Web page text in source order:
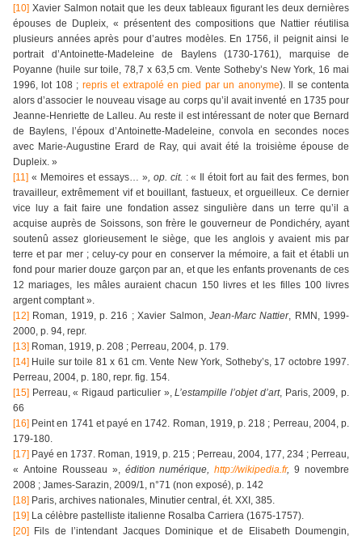
[10] Xavier Salmon notait que les deux tableaux figurant les deux dernières
épouses de Dupleix, « présentent des compositions que Nattier réutilisa
plusieurs années après pour d’autres modèles. En 1756, il peignit ainsi le
portrait d’Antoinette-Madeleine de Baylens (1730-1761), marquise de
Poyanne (huile sur toile, 78,7 x 63,5 cm. Vente Sotheby’s New York, 16 mai
1996, lot 108 ; repris et extrapolé en pied par un anonyme). Il se contenta
alors d’associer le nouveau visage au corps qu’il avait inventé en 1735 pour
Jeanne-Henriette de Lalleu. Au reste il est intéressant de noter que Bernard
de Baylens, l’époux d’Antoinette-Madeleine, convola en secondes noces
avec Marie-Augustine Erard de Ray, qui avait été la troisième épouse de
Dupleix. »
[11] « Memoires et essays… », op. cit. : « Il étoit fort au fait des fermes, bon
travailleur, extrêmement vif et bouillant, fastueux, et orgueilleux. Ce dernier
vice luy a fait faire une fondation assez singulière dans un terre qu’il a
acquise auprès de Soissons, son frère le gouverneur de Pondichéry, ayant
soutenû assez glorieusement le siège, que les anglois y avaient mis par
terre et par mer ; celuy-cy pour en conserver la mémoire, a fait et établi un
fond pour marier douze garçon par an, et que les enfants provenants de ces
12 mariages, les mâles auraient chacun 150 livres et les filles 100 livres
argent comptant ».
[12] Roman, 1919, p. 216 ; Xavier Salmon, Jean-Marc Nattier, RMN, 1999-
2000, p. 94, repr.
[13] Roman, 1919, p. 208 ; Perreau, 2004, p. 179.
[14] Huile sur toile 81 x 61 cm. Vente New York, Sotheby’s, 17 octobre 1997.
Perreau, 2004, p. 180, repr. fig. 154.
[15] Perreau, « Rigaud particulier »,L’estampille l’objet d’art, Paris, 2009, p.
66
[16] Peint en 1741 et payé en 1742. Roman, 1919, p. 218 ; Perreau, 2004, p.
179-180.
[17] Payé en 1737. Roman, 1919, p. 215 ; Perreau, 2004, 177, 234 ; Perreau,
« Antoine Rousseau », édition numérique, http://wikipedia.fr, 9 novembre
2008 ; James-Sarazin, 2009/1, n°71 (non exposé), p. 142
[18] Paris, archives nationales, Minutier central, ét. XXI, 385.
[19] La célèbre pastelliste italienne Rosalba Carriera (1675-1757).
[20] Fils de l’intendant Jacques Dominique et de Elisabeth Doumengin,